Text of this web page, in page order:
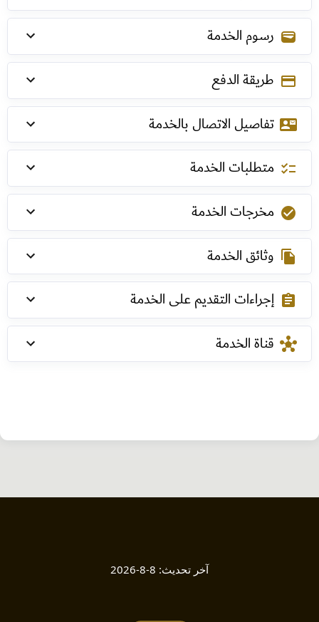
wallet رسوم الخدمة
payment طريقة الدفع
contact_mail تفاصيل الاتصال بالخدمة
checklist متطلبات الخدمة
check_circle مخرجات الخدمة
file_copy وثائق الخدمة
assignment إجراءات التقديم على الخدمة
hub قناة الخدمة
آخر تحديث: 8-8-2026